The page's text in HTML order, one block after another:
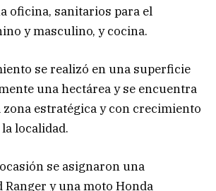
oficina, sanitarios para el
y masculino, y cocina.
se realizó en una superficie
una hectárea y se encuentra
estratégica y con crecimiento
localidad.
se asignaron una
Ranger y una moto Honda